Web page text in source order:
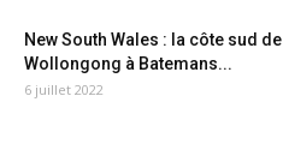
New South Wales : la côte sud de
Wollongong à Batemans...
6 juillet 2022